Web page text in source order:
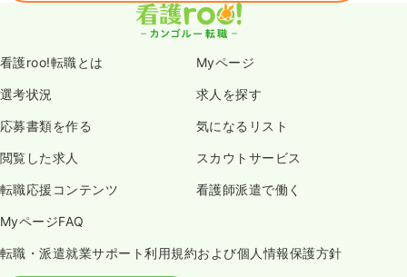
看護roo!転職とは Myページ
選考状況 求人を探す
応募書類を作る 気になるリスト
閲覧した求人 スカウトサービス
転職応援コンテンツ 看護師派遣で働く
MyページFAQ
転職・派遣就業サポート利用規約および個人情報保護方針